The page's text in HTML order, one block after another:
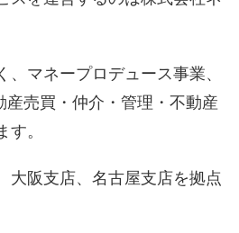
マネープロデュース事業、
売買・仲介・管理・不動産
。
大阪支店、名古屋支店を拠点